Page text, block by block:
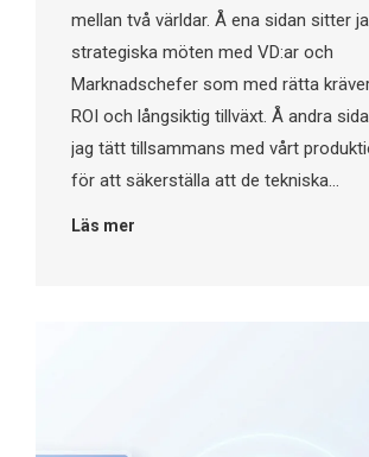
mellan två världar. Å ena sidan sitter
strategiska möten med VD:ar och
Marknadschefer som med rätta
ROI och långsiktig tillväxt. Å andra
jag tätt tillsammans med vårt
för att säkerställa att de tekniska…
Läs mer